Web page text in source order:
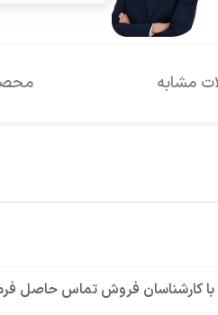
مشابه
با کارشناسان فروش تماس حاصل